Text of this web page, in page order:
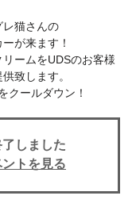
レ猫さんの
が来ます！
ームをUDSのお客様
致します。
クールダウン！
しました
トを見る